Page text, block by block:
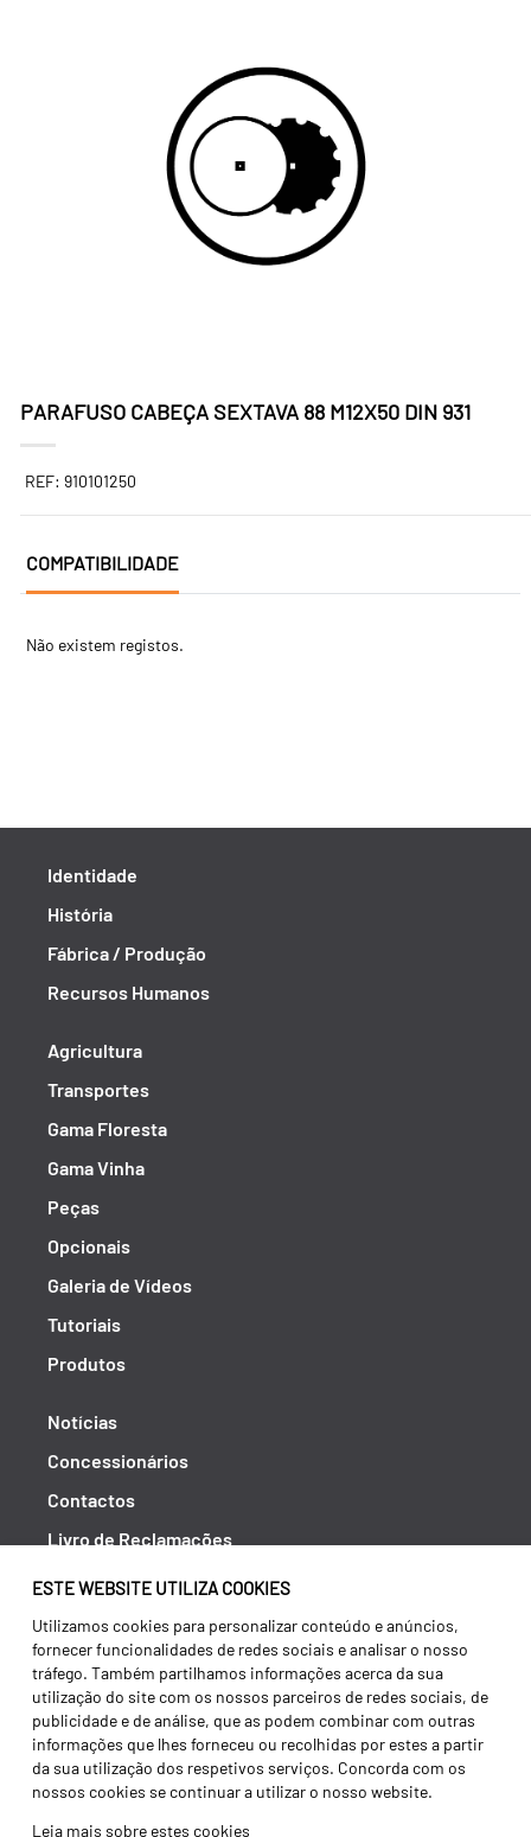
ESTE WEBSITE UTILIZA COOKIES
Utilizamos cookies para personalizar conteúdo e anúncios,
fornecer funcionalidades de redes sociais e analisar o nosso
tráfego. Também partilhamos informações acerca da sua
utilização do site com os nossos parceiros de redes sociais, de
publicidade e de análise, que as podem combinar com outras
informações que lhes forneceu ou recolhidas por estes a partir
da sua utilização dos respetivos serviços. Concorda com os
nossos cookies se continuar a utilizar o nosso website.
Leia mais sobre estes cookies
PARAFUSO CABEÇA SEXTAVA 88 M12X50 DIN 931
REF: 910101250
COMPATIBILIDADE
Não existem registos.
Identidade
História
Fábrica / Produção
Recursos Humanos
Agricultura
Transportes
Gama Floresta
Gama Vinha
Peças
Opcionais
Galeria de Vídeos
Tutoriais
Produtos
Notícias
Concessionários
Contactos
Livro de Reclamações
Política de Privacidade
Canal de Denúncias (RGPC)
Termos e condições